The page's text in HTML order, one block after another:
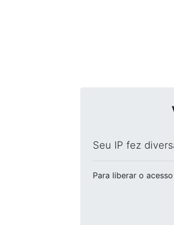
Seu IP fez
Para liberar o acesso